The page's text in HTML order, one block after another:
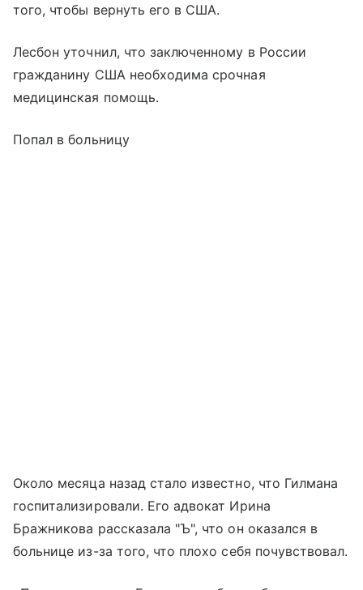
того, чтобы вернуть его в США.
Лесбон уточнил, что заключенному в России
гражданину США необходима срочная
медицинская помощь.
Попал в больницу
Около месяца назад стало известно, что Гилмана
госпитализировали. Его адвокат Ирина
Бражникова рассказала "Ъ", что он оказался в
больнице из-за того, что плохо себя почувствовал.